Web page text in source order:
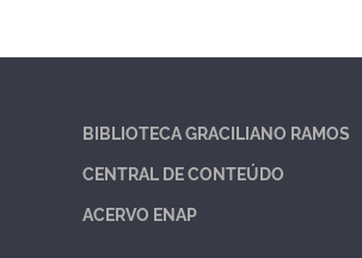
BIBLIOTECA GRACILIANO RAMOS
CENTRAL DE CONTEÚDO
ACERVO ENAP